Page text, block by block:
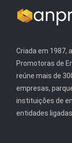
Criada em 1987,
Promotoras de
reúne mais de
empresas,
instituições de
entidades